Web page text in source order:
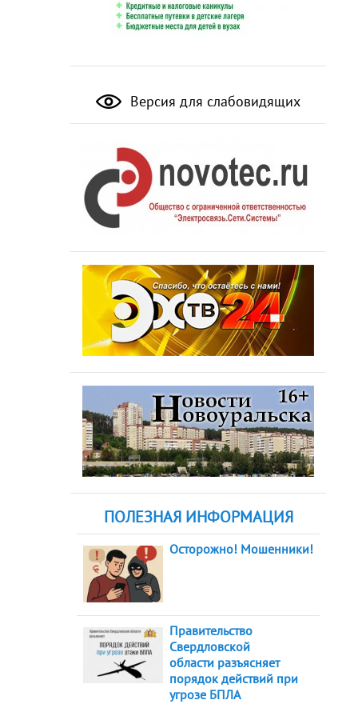
Версия для слабовидящих
ПОЛЕЗНАЯ ИНФОРМАЦИЯ
Осторожно! Мошенники!
Правительство
Свердловской
области разъясняет
порядок действий при
угрозе БПЛА